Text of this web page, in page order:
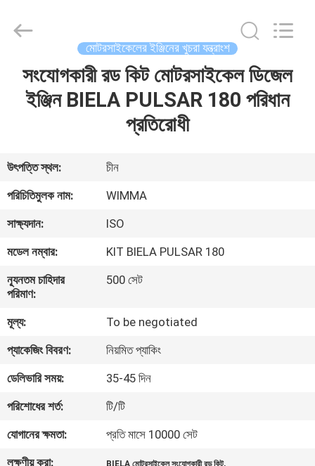
বাড়ি
ভিডিও
সম্বন্ধে
কারখানা
গুণমান
নিয়ন্ত্রণ
Parts
Reserved.
মোটরসাইকেলের ইঞ্জিনের খুচরা যন্ত্রাংশ
সংযোগকারী রড কিট মোটরসাইকেল ডিজেল
ইঞ্জিন BIELA PULSAR 180 পরিধান
প্রতিরোধী
উৎপত্তি স্থল:
চীন
পরিচিতিমুলক নাম:
WIMMA
সাক্ষ্যদান:
ISO
মডেল নম্বার:
KIT BIELA ​​PULSAR 180
ন্যূনতম চাহিদার
পরিমাণ:
500 সেট
মূল্য:
To be negotiated
প্যাকেজিং বিবরণ:
নিয়মিত প্যাকিং
ডেলিভারি সময়:
35-45 দিন
পরিশোধের শর্ত:
টি/টি
যোগানের ক্ষমতা:
প্রতি মাসে 10000 সেট
লক্ষণীয় করা:
,